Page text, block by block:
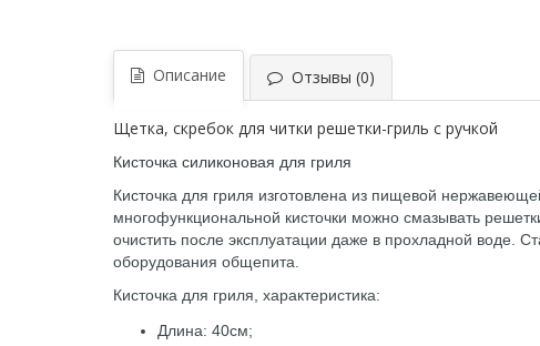
Описание Отзывы (0)
Щетка, скребок для читки решетки-гриль с ручкой
Кисточка силиконовая для гриля
Кисточка для гриля изготовлена из пищевой
многофункциональной кисточки можно смазывать
очистить после эксплуатации даже в прохладной
оборудования общепита.
Кисточка для гриля, характеристика:
Длина: 40см;